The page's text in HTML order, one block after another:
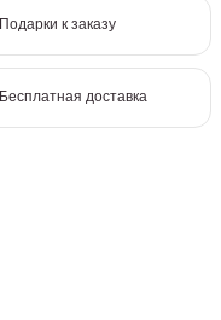
Подарки к заказу
Бесплатная доставка